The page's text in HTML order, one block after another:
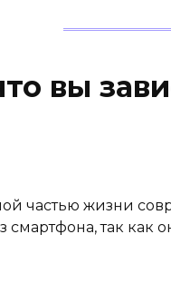
вы
частью жизни
смартфона, так как